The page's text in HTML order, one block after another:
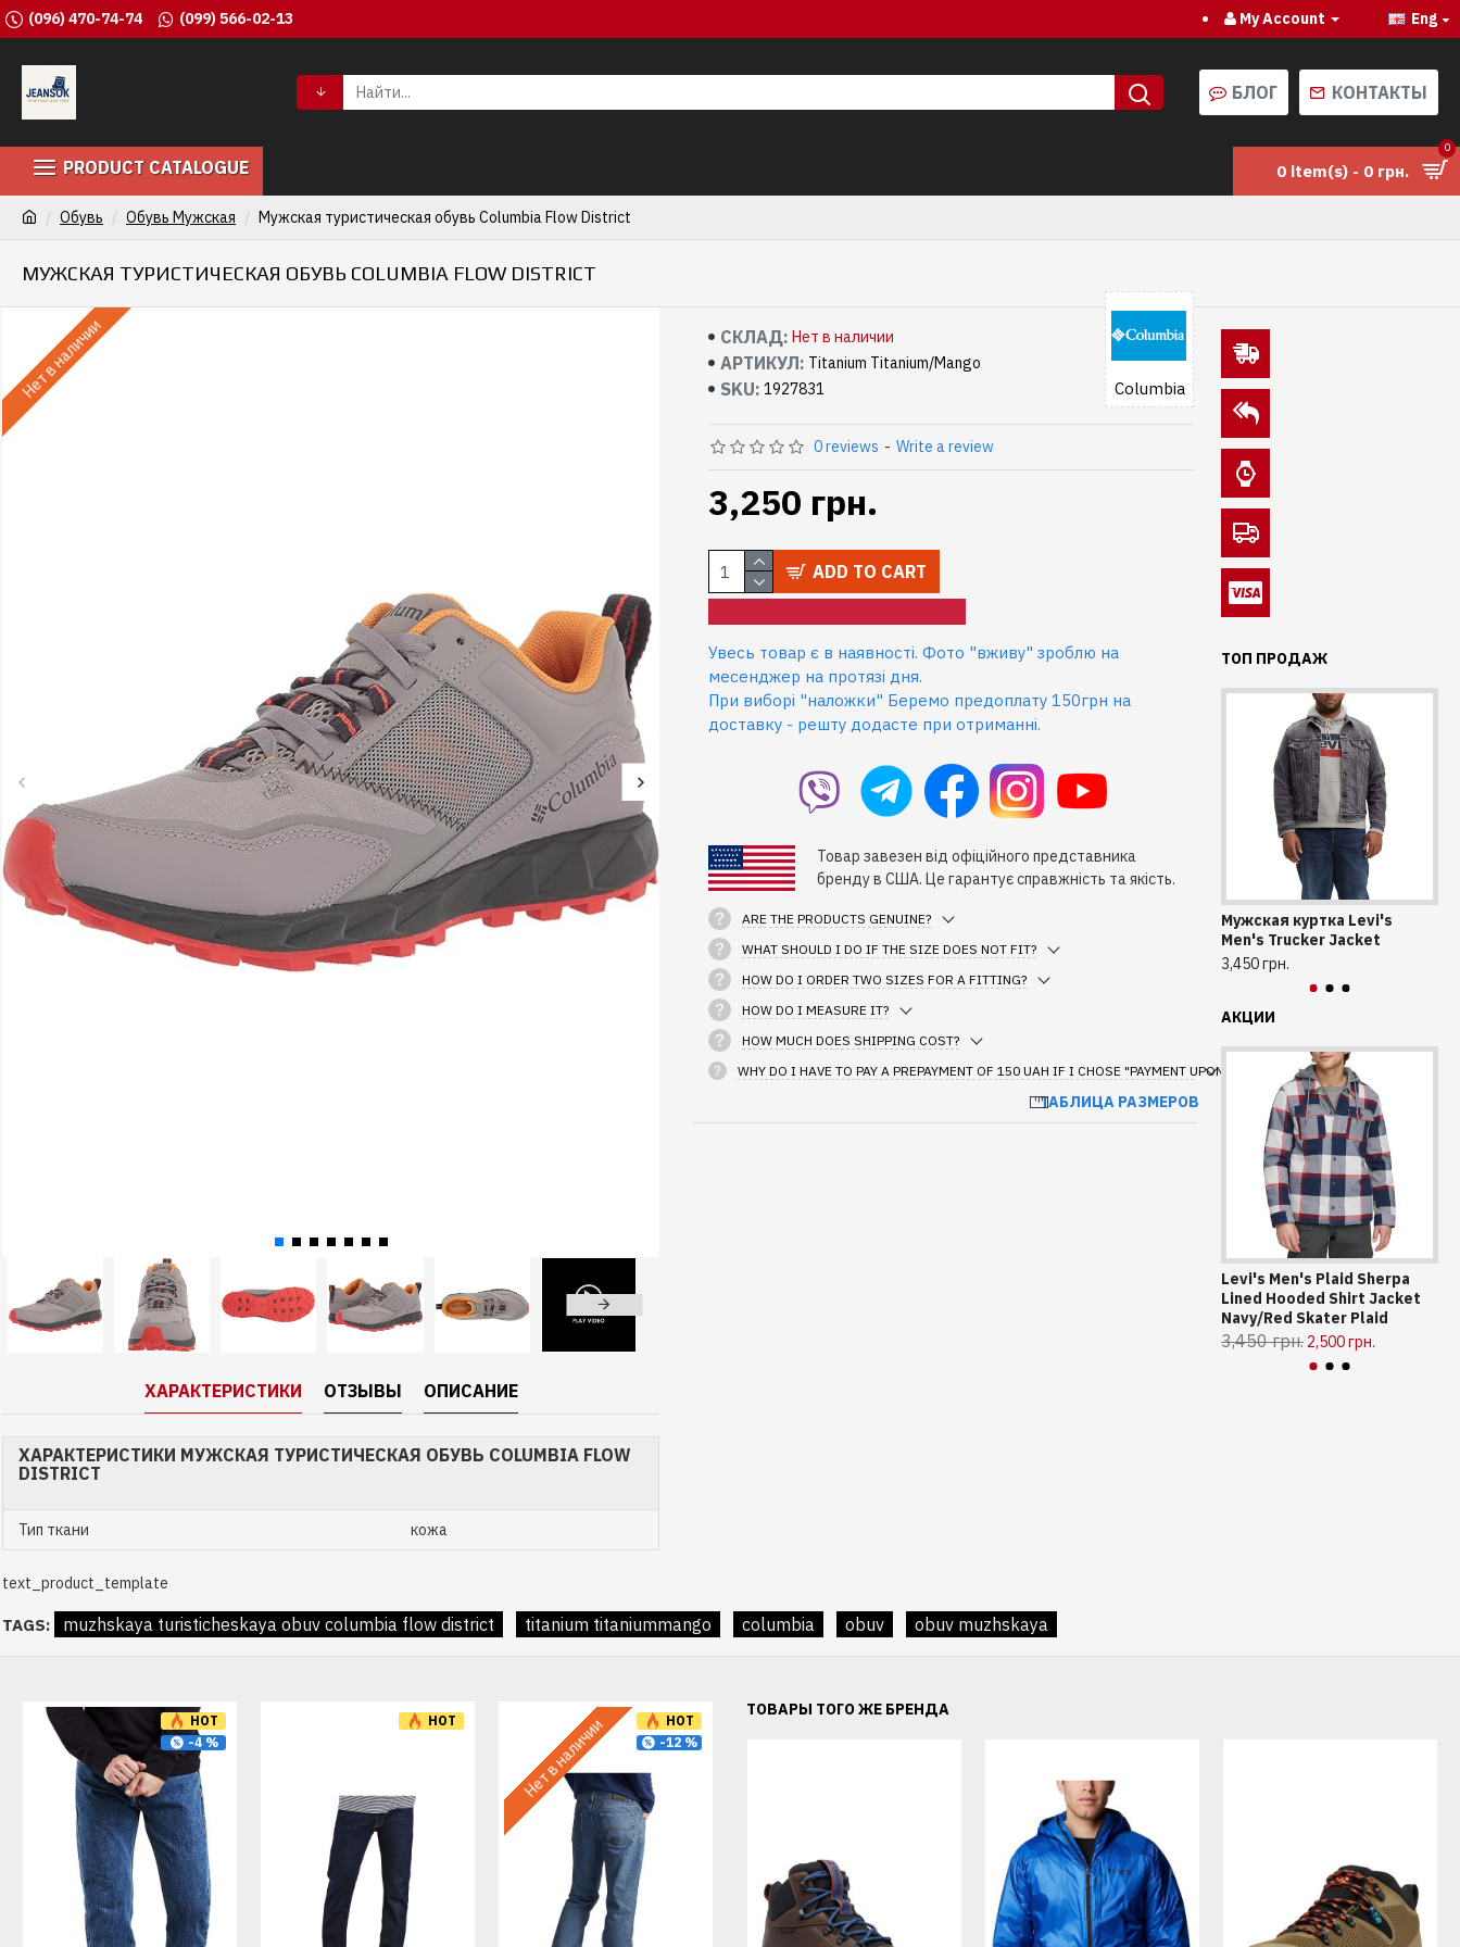
(096) 470-74-74 (099) 566-02-13 My Account Eng
БЛОГ КОНТАКТЫ
PRODUCT CATALOGUE 0 item(s) - 0 грн.
0
Обувь Обувь Мужская Мужская туристическая обувь Columbia Flow District
МУЖСКАЯ ТУРИСТИЧЕСКАЯ ОБУВЬ COLUMBIA FLOW DISTRICT
Нет в наличии
ХАРАКТЕРИСТИКИ ОТЗЫВЫ ОПИСАНИЕ
ХАРАКТЕРИСТИКИ МУЖСКАЯ ТУРИСТИЧЕСКАЯ ОБУВЬ COLUMBIA FLOW
DISTRICT
Тип ткани кожа
text_product_template
СКЛАД: Нет в наличии
АРТИКУЛ: Titanium Titanium/Mango
SKU: 1927831 Columbia
0 reviews - Write a review
3,250 грн.
ADD TO CART
Увесь товар є в наявності. Фото "вживу" зроблю на
месенджер на протязі дня.
При виборі "наложки" Беремо предоплату 150грн на
доставку - решту додасте при отриманні.
Товар завезен від офіційного представника
бренду в США. Це гарантує справжність та якість.
ARE THE PRODUCTS GENUINE?
WHAT SHOULD I DO IF THE SIZE DOES NOT FIT?
HOW DO I ORDER TWO SIZES FOR A FITTING?
HOW DO I MEASURE IT?
HOW MUCH DOES SHIPPING COST?
WHY DO I HAVE TO PAY A PREPAYMENT OF 150 UAH IF I CHOSE "PAYMENT UPON DELIVERY"?
ТАБЛИЦА РАЗМЕРОВ
TAGS: muzhskaya turisticheskaya obuv columbia flow district titanium titaniummango columbia obuv obuv muzhskaya
ТОП ПРОДАЖ
Мужская куртка Levi's
Men's Trucker Jacket
3,450 грн.
АКЦИИ
Levi's Men's Plaid Sherpa
Lined Hooded Shirt Jacket
Navy/Red Skater Plaid
3,450 грн. 2,500 грн.
HOT
-4 %
HOT
HOT
-12 %
Нет в наличии HOT
ТОВАРЫ ТОГО ЖЕ БРЕНДА